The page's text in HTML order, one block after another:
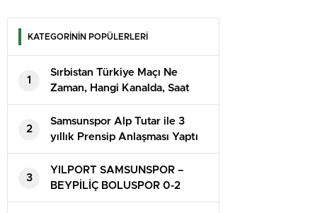
KATEGORİNİN POPÜLERLERİ
1
Sırbistan Türkiye Maçı Ne
Zaman, Hangi Kanalda, Saat
Kaçta?
2
Samsunspor Alp Tutar ile 3
yıllık Prensip Anlaşması Yaptı
3
YILPORT SAMSUNSPOR –
BEYPİLİÇ BOLUSPOR 0-2